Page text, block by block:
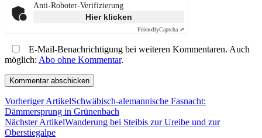
Anti-Roboter-Verifizierung
Hier klicken
FriendlyCaptcha ⇗
E-Mail-Benachrichtigung bei weiteren Kommentaren. Auch
möglich: Abo ohne Kommentar.
Vorheriger ArtikelSchwäbisch-alemannische Fasnacht:
Dämmersprung in Grünenbach
Nächster ArtikelWanderung bei Steibis zur Ureibe und zur
Oberstiegalpe